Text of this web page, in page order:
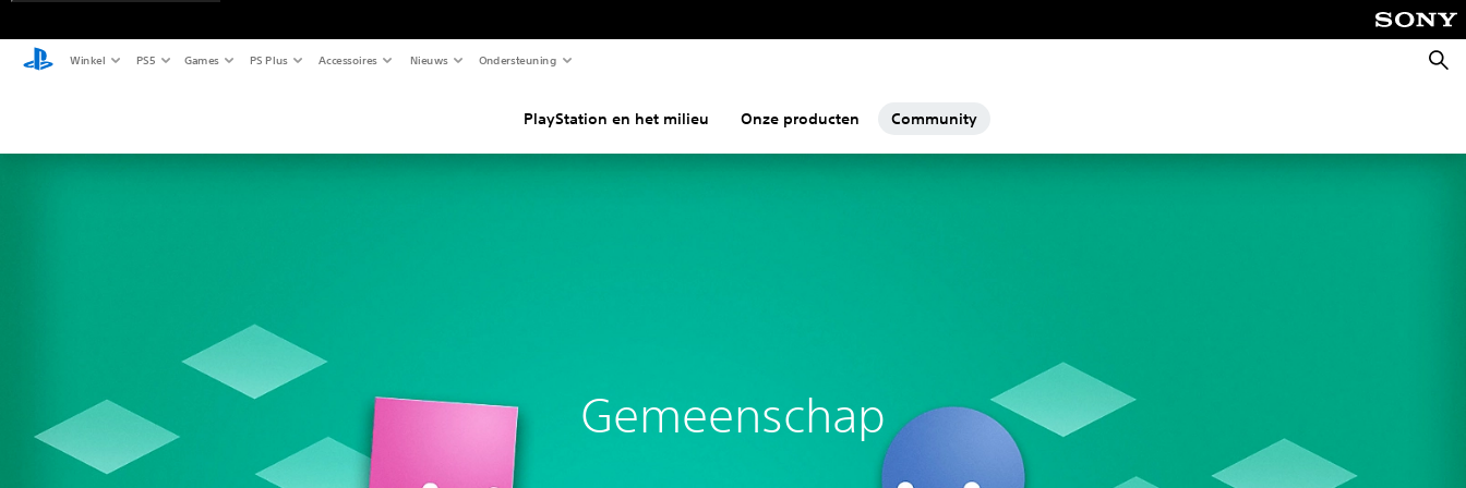
Winkel PS5 Games PS Plus Accessoires Nieuws Ondersteuning
PlayStation en het milieu Onze producten Community
Gemeenschap